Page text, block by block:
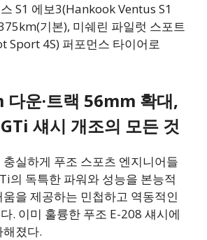
S1 에보3(Hankook Ventus S1
기본), 미쉐린 파일럿 스포트
Sport 4S) 퍼포먼스 타이어로
운·트랙 56mm 확대,
섀시 개조의 모든 것
실하게 푸조 스포츠 엔지니어들
의 독특한 파워와 성능을 본능적
을 제공하는 민첩하고 역동적인
. 이미 훌륭한 푸조 E-208 섀시에
졌다.